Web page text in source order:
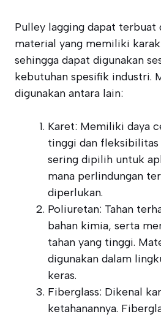
Pulley lagging dapat terbuat
material yang memiliki
sehingga dapat digunakan
kebutuhan spesifik industri.
digunakan antara lain:
Karet: Memiliki daya
tinggi dan fleksibilitas
sering dipilih untuk
mana perlindungan
diperlukan.
Poliuretan: Tahan
bahan kimia, serta
tahan yang tinggi.
digunakan dalam
keras.
Fiberglass: Dikenal
ketahanannya.